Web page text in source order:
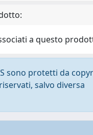
a questo
sono protetti da
salvo diversa